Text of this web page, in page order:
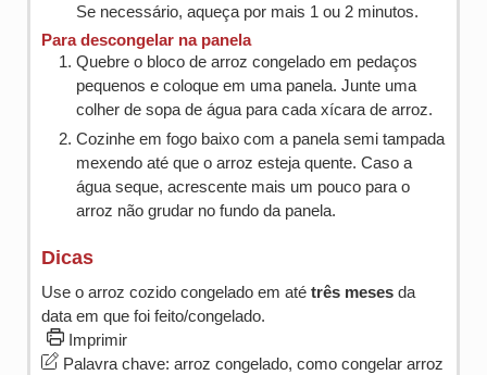
Se necessário, aqueça por mais 1 ou 2 minutos.
Para descongelar na panela
Quebre o bloco de arroz congelado em pedaços
pequenos e coloque em uma panela. Junte uma
colher de sopa de água para cada xícara de arroz.
Cozinhe em fogo baixo com a panela semi tampada
mexendo até que o arroz esteja quente. Caso a
água seque, acrescente mais um pouco para o
arroz não grudar no fundo da panela.
Dicas
Use o arroz cozido congelado em até três mesesda
data em que foi feito/congelado.
Imprimir
Palavra chave: arroz congelado, como congelar arroz